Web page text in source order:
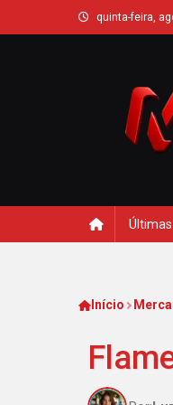
quinta-feira,
Início